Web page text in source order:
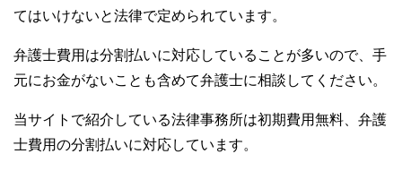
てはいけないと法律で定められています。
弁護士費用は分割払いに対応していることが多いので、手
元にお金がないことも含めて弁護士に相談してください。
当サイトで紹介している法律事務所は初期費用無料、弁護
士費用の分割払いに対応しています。